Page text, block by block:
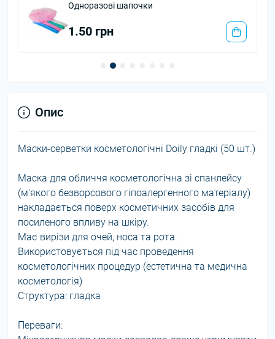
Одноразові шапочки
1.50 грн
Опис
Маски-серветки косметологічні Doily гладкі (50 шт.)
Маска для обличчя косметологічна зі спанлейсу
(м'якого безворсового гіпоалергенного матеріалу)
накладається поверх косметичних засобів для
посиленого впливу на шкіру.
Має вирізи для очей, носа та рота.
Використовується під час проведення
косметологічних процедур (естетична та медична
косметологія)
Структура: гладка
Переваги: